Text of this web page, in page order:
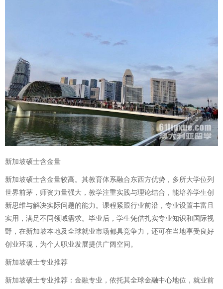
新加坡硕士含金量
新加坡硕士含金量较高。其教育体系融合东西方优势，多所大学位列
世界前茅，师资力量强大，教学注重实践与理论结合，能培养学生创
新思维与解决实际问题的能力。课程紧跟行业前沿，专业设置丰富且
实用，满足不同领域需求。毕业后，学生凭借扎实专业知识和国际视
野，在新加坡本地及全球就业市场都具竞争力，还可在当地享受良好
创业环境，为个人职业发展提供广阔空间。
新加坡硕士专业推荐
新加坡硕士专业推荐：金融专业，依托其全球金融中心地位，就业前